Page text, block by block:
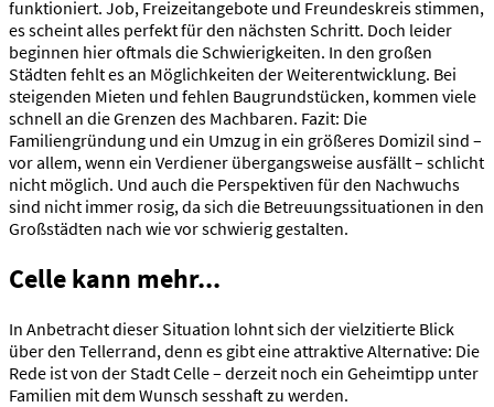
funktioniert. Job, Freizeitangebote und Freundeskreis stimmen,
es scheint alles perfekt für den nächsten Schritt. Doch leider
beginnen hier oftmals die Schwierigkeiten. In den großen
Städten fehlt es an Möglichkeiten der Weiterentwicklung. Bei
steigenden Mieten und fehlen Baugrundstücken, kommen viele
schnell an die Grenzen des Machbaren. Fazit: Die
Familiengründung und ein Umzug in ein größeres Domizil sind –
vor allem, wenn ein Verdiener übergangsweise ausfällt – schlicht
nicht möglich. Und auch die Perspektiven für den Nachwuchs
sind nicht immer rosig, da sich die Betreuungssituationen in den
Großstädten nach wie vor schwierig gestalten.
Celle kann mehr...
In Anbetracht dieser Situation lohnt sich der vielzitierte Blick
über den Tellerrand, denn es gibt eine attraktive Alternative: Die
Rede ist von der Stadt Celle – derzeit noch ein Geheimtipp unter
Familien mit dem Wunsch sesshaft zu werden.